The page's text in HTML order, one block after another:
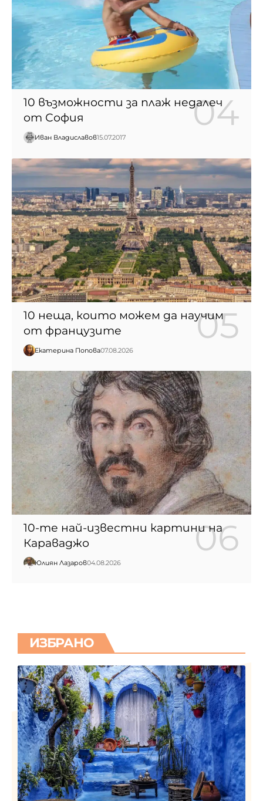
10 възможности за плаж недалеч
от София
Иван Владиславов15.07.2017
10 неща, които можем да научим
от французите
Екатерина Попова07.08.2026
10-те най-известни картини на
Караваджо
Юлиян Лазаров04.08.2026
ИЗБРАНО